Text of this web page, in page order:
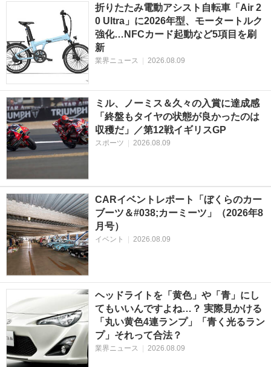
折りたたみ電動アシスト自転車「Air 2
0 Ultra」に2026年型、モータートルク
強化…NFCカード起動など5項目を刷
新
業界ニュース | 2026.08.09
ミル、ノーミス＆久々の入賞に達成感
「終盤もタイヤの状態が良かったのは
収穫だ」／第12戦イギリスGP
スポーツ | 2026.08.09
CARイベントレポート「ぼくらのカー
ブーツ＆#038;カーミーツ」（2026年8
月号）
イベント | 2026.08.09
ヘッドライトを「黄色」や「青」にし
てもいいんですよね…？ 実際見かける
「丸い黄色4連ランプ」「青く光るラン
プ」それって合法？
業界ニュース | 2026.08.09